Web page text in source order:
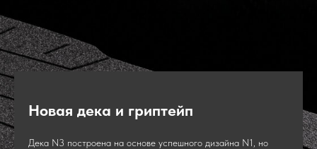
Новая дека и гриптейп
Дека N3 построена на основе успешного дизайна N1, но